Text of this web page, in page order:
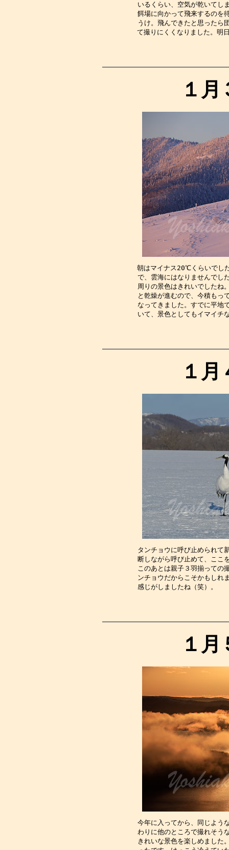
いるくらい、空気が乾いてし
餌場に向かって飛来するのを
うけ。飛んできたと思ったら
て撮りにくくなりました。
１
朝はマイナス20℃くらいでし
で、雲海にはなりませんでし
周りの景色はきれいでしたね
と乾燥が進むので、今積もっ
なってきました。すでに平地
いて、景色とし
１
タンチョウに呼び止められて
断しながら呼び止めて、ここ
このあとは親子３羽揃っての
ンチョウだからこそかもしれ
感じがし
１
今年に入ってから、同じよう
わりに他のところで撮れそう
きれいな景色を楽しめました